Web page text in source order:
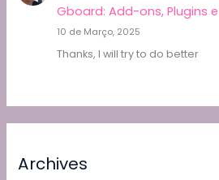
Gboard: Add-ons, Plugins
10 de Março, 2025
Thanks, I will try to do better
Archives